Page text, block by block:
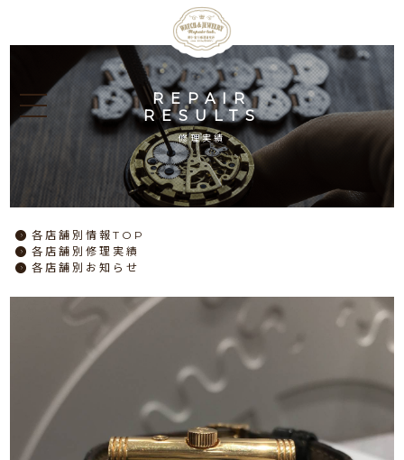
REPAIR
RESULTS
修理実績
各店舗別情報TOP
各店舗別修理実績
各店舗別お知らせ